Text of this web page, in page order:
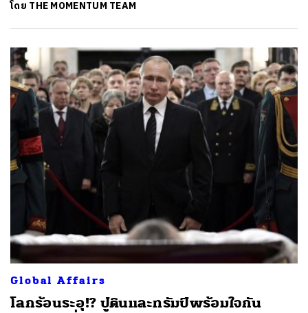
โดย THE MOMENTUM TEAM
Global Affairs
โลกร้อนระอุ!? ปูตินและทรัมป์พร้อมใจกัน